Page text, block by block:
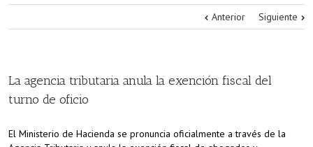
Anterior Siguiente
La agencia tributaria anula la exención fiscal del
turno de oficio
El Ministerio de Hacienda se pronuncia oficialmente a través de la